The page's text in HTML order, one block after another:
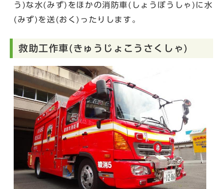
う)な水(みず)をほかの消防車(しょうぼうしゃ)に水
(みず)を送(おく)ったりします。
救助工作車(きゅうじょこうさくしゃ)